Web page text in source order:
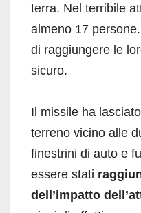
terra. Nel terribile
almeno 17
di raggiungere le
sicuro.
Il missile ha
terreno vicino alle
finestrini di auto e
essere stati
dell’impatto